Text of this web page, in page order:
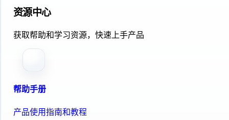
资源中心
获取帮助和学习资源，快速上手产品
帮助手册
产品使用指南和教程